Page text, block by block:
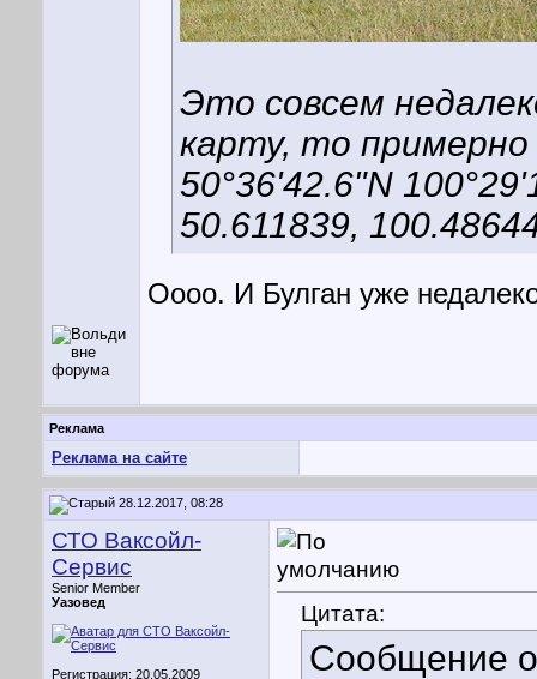
Это совсем
карту, то примерно
50°36'42.6"N
50.611839,
Оооо. И Булган уже
Реклама
Реклама на сайте
28.12.2017, 08:28
СТО Ваксойл-
Сервис
Senior Member
Уазовед
Регистрация: 20.05.2009
Цитата:
Сообщение